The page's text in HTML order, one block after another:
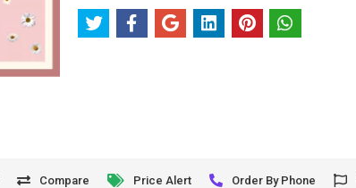
Compare Price Alert Order By Phone